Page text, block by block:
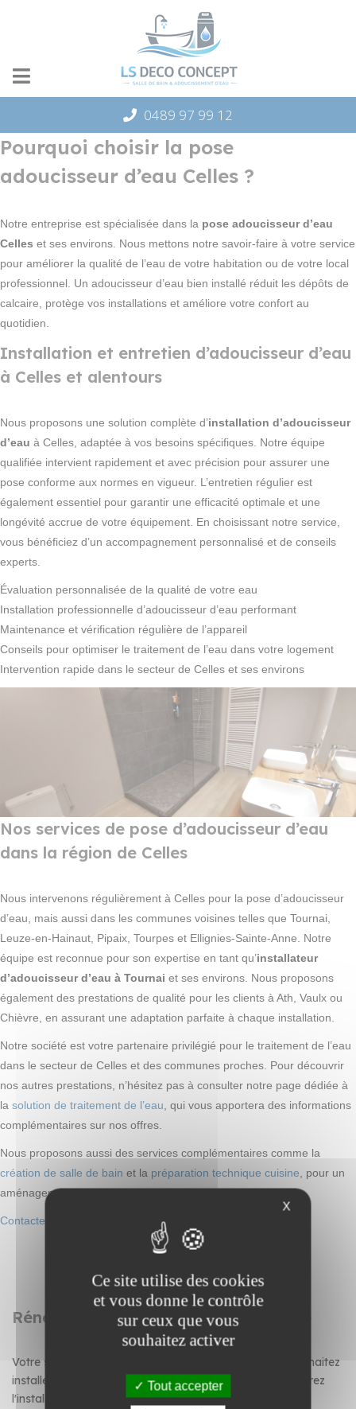
0489 97 99 12
Pourquoi choisir la pose
adoucisseur d’eau Celles ?
Notre entreprise est spécialisée dans la pose adoucisseur d’eau
Celles et ses environs. Nous mettons notre savoir-faire à votre service
pour améliorer la qualité de l’eau de votre habitation ou de votre local
professionnel. Un adoucisseur d’eau bien installé réduit les dépôts de
calcaire, protège vos installations et améliore votre confort au
quotidien.
Installation et entretien d’adoucisseur d’eau
à Celles et alentours
Nous proposons une solution complète d’installation d’adoucisseur
d’eau à Celles, adaptée à vos besoins spécifiques. Notre équipe
qualifiée intervient rapidement et avec précision pour assurer une
pose conforme aux normes en vigueur. L’entretien régulier est
également essentiel pour garantir une efficacité optimale et une
longévité accrue de votre équipement. En choisissant notre service,
vous bénéficiez d’un accompagnement personnalisé et de conseils
experts.
Évaluation personnalisée de la qualité de votre eau
Installation professionnelle d’adoucisseur d’eau performant
Maintenance et vérification régulière de l’appareil
Conseils pour optimiser le traitement de l’eau dans votre logement
Intervention rapide dans le secteur de Celles et ses environs
Nos services de pose d’adoucisseur d’eau
dans la région de Celles
Nous intervenons régulièrement à Celles pour la pose d’adoucisseur
d’eau, mais aussi dans les communes voisines telles que Tournai,
Leuze-en-Hainaut, Pipaix, Tourpes et Ellignies-Sainte-Anne. Notre
équipe est reconnue pour son expertise en tant qu’installateur
d’adoucisseur d’eau à Tournai et ses environs. Nous proposons
également des prestations de qualité pour les clients à Ath, Vaulx ou
Chièvre, en assurant une adaptation parfaite à chaque installation.
Notre société est votre partenaire privilégié pour le traitement de l’eau
dans le secteur de Celles et des communes proches. Pour découvrir
nos autres prestations, n’hésitez pas à consulter notre page dédiée à
la solution de traitement de l’eau, qui vous apportera des informations
complémentaires sur nos offres.
Nous proposons aussi des services complémentaires comme la
création de salle de bain et la préparation technique cuisine, pour un
aménagement complet et harmonieux de votre habitat.
Contactez-nous pour un devis ou une intervention rapide.
Rénovation de salle de bain et cuisine
Votre salle de bain demande une rénovation ? Vous souhaitez
installer un système de traitement de l'eau ? Vous préparez
l'installation d'une nouvelle cuisine ?
X
Ce site utilise des cookies
et vous donne le contrôle
sur ceux que vous
souhaitez activer
Tout accepter